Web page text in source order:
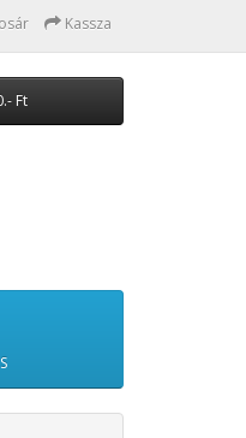
Kassza
Ft